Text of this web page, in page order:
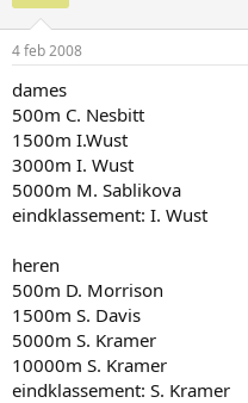
4 feb 2008
dames
500m C. Nesbitt
1500m I.Wust
3000m I. Wust
5000m M. Sablikova
eindklassement: I. Wust
heren
500m D. Morrison
1500m S. Davis
5000m S. Kramer
10000m S. Kramer
eindklassement: S. Kramer